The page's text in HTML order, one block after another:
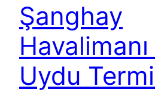
Şanghay
Uydu